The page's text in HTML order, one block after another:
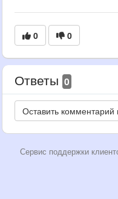
0 0
Ответы 0
Сервис поддержки